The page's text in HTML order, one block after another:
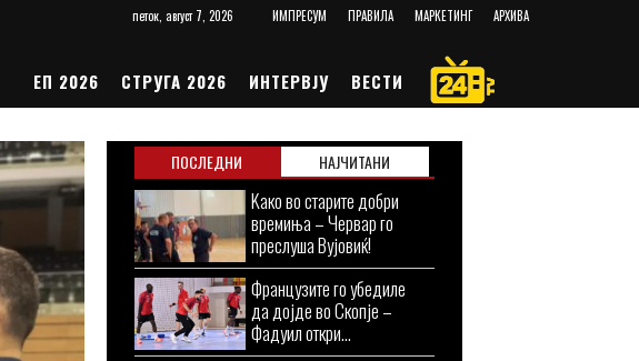
петок, август 7, 2026 ИМПРЕСУМ ПРАВИЛА МАРКЕТИНГ АРХИВА
ЕП 2026 СТРУГА 2026 ИНТЕРВЈУ ВЕСТИ
ПОСЛЕДНИ НАЈЧИТАНИ
Kaко во старите добри
времиња – Червар го
преслуша Вујовиќ!
Французите го убедиле
да дојде во Скопје –
Фадуил откри...